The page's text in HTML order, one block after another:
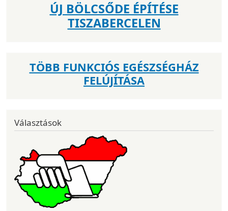
ÚJ BÖLCSŐDE ÉPÍTÉSE
TISZABERCELEN
TÖBB FUNKCIÓS EGÉSZSÉGHÁZ
FELÚJÍTÁSA
Választások